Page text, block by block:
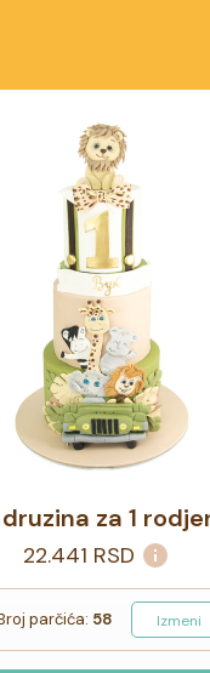
za 1
22.441 RSD
parčića: 58 Izmeni